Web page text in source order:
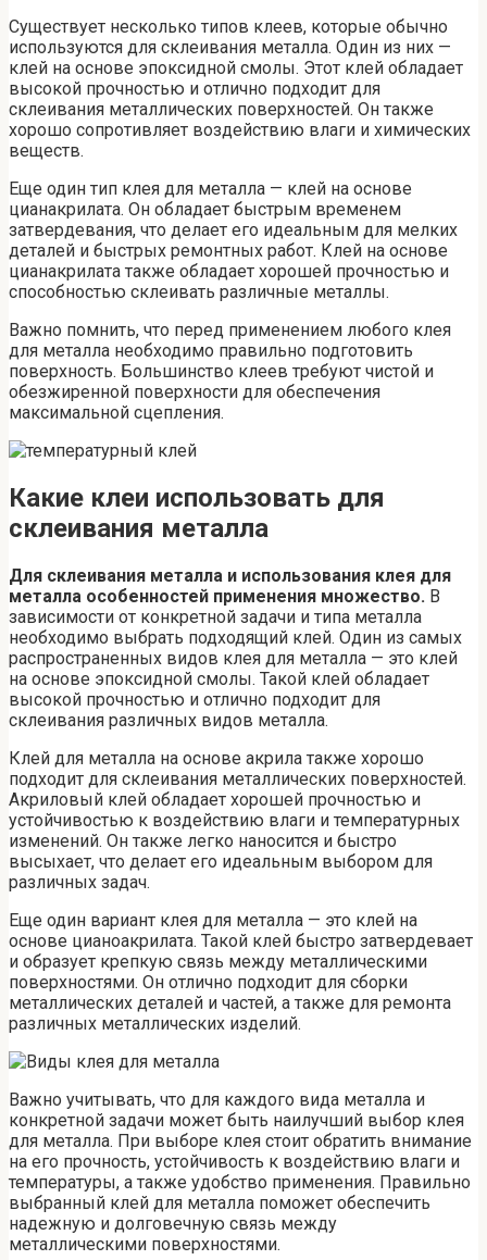
Существует несколько типов клеев, которые обычно
используются для склеивания металла. Один из них —
клей на основе эпоксидной смолы. Этот клей обладает
высокой прочностью и отлично подходит для
склеивания металлических поверхностей. Он также
хорошо сопротивляет воздействию влаги и химических
веществ.
Еще один тип клея для металла — клей на основе
цианакрилата. Он обладает быстрым временем
затвердевания, что делает его идеальным для мелких
деталей и быстрых ремонтных работ. Клей на основе
цианакрилата также обладает хорошей прочностью и
способностью склеивать различные металлы.
Важно помнить, что перед применением любого клея
для металла необходимо правильно подготовить
поверхность. Большинство клеев требуют чистой и
обезжиренной поверхности для обеспечения
максимальной сцепления.
Какие клеи использовать для
склеивания металла
Для склеивания металла и использования клея для
металла особенностей применения множество. В
зависимости от конкретной задачи и типа металла
необходимо выбрать подходящий клей. Один из самых
распространенных видов клея для металла — это клей
на основе эпоксидной смолы. Такой клей обладает
высокой прочностью и отлично подходит для
склеивания различных видов металла.
Клей для металла на основе акрила также хорошо
подходит для склеивания металлических поверхностей.
Акриловый клей обладает хорошей прочностью и
устойчивостью к воздействию влаги и температурных
изменений. Он также легко наносится и быстро
высыхает, что делает его идеальным выбором для
различных задач.
Еще один вариант клея для металла — это клей на
основе цианоакрилата. Такой клей быстро затвердевает
и образует крепкую связь между металлическими
поверхностями. Он отлично подходит для сборки
металлических деталей и частей, а также для ремонта
различных металлических изделий.
Важно учитывать, что для каждого вида металла и
конкретной задачи может быть наилучший выбор клея
для металла. При выборе клея стоит обратить внимание
на его прочность, устойчивость к воздействию влаги и
температуры, а также удобство применения. Правильно
выбранный клей для металла поможет обеспечить
надежную и долговечную связь между
металлическими поверхностями.